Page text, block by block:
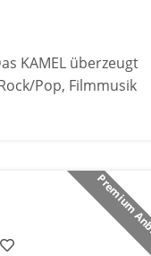
KAMEL überzeugt
Pop, Filmmusik
Premium